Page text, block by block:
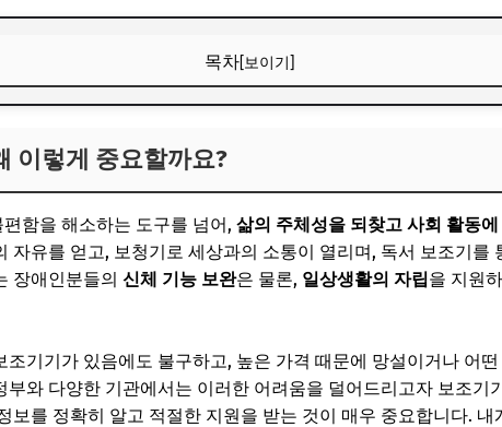
목차[보이기]
! 놓치지 마세요
한 보조기기 품목 총정리
보조기기
조기기
이렇게 중요할까요?
함을 해소하는 도구를 넘어, 삶의 주체성을 되찾고 사회 활동
자유를 얻고, 보청기로 세상과의 소통이 열리며, 독서 보조기를
장애인분들의 신체 기능 보완은 물론, 일상생활의 자립을 지원
기기가 있음에도 불구하고, 높은 가격 때문에 망설이거나 어
부와 다양한 기관에서는 이러한 어려움을 덜어드리고자 보조기
보를 정확히 알고 적절한 지원을 받는 것이 매우 중요합니다.